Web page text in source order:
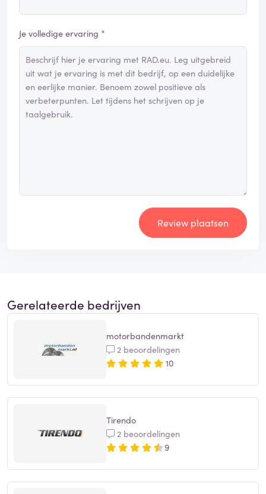
Je volledige ervaring *
Review plaatsen
Gerelateerde bedrijven
motorbandenmarkt
2 beoordelingen
10
Tirendo
2 beoordelingen
9